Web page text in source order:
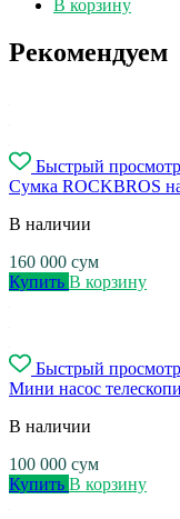
В корзину
Рекомендуем
Быстрый просмотр
Сумка ROCKBROS
В наличии
160 000 сум
Купить В корзину
Быстрый просмотр
Мини насос
В наличии
100 000 сум
Купить В корзину